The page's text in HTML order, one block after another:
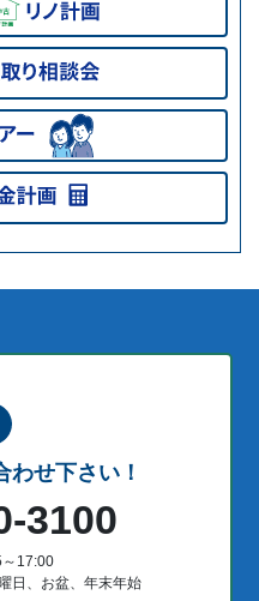
わせ下さい！
3100
～17:00
日、お盆、年末年始